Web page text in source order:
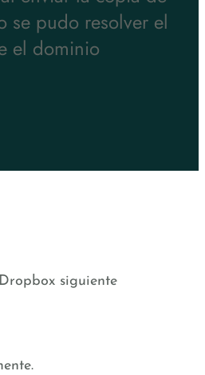
se pudo resolver el
el dominio
siguiente